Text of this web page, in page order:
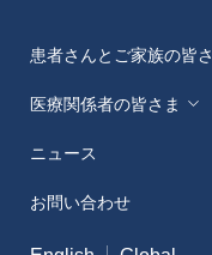
患者さんとご家族の皆
医療関係者の皆さま
MA）
医療従事者向けサイ
ニュース
お問い合わせ